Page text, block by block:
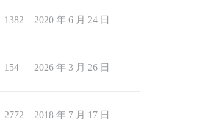
1382 2020 年 6 月 24 日
154 2026 年 3 月 26 日
2772 2018 年 7 月 17 日